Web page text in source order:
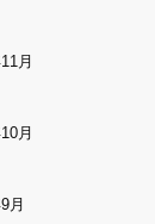
月
月
月